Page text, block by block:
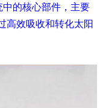
的核心部件，主要
高效吸收和转化太阳